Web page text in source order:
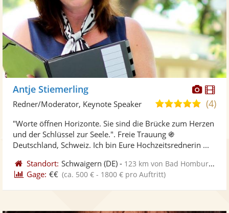
Fotos
Antje Stiemerling
4,8
5
(4)
Redner/Moderator, Keynote Speaker
"Worte öffnen Horizonte. Sie sind die Brücke zum Herzen
und der Schlüssel zur Seele.". Freie Trauung ֍
Deutschland, Schweiz. Ich bin Eure Hochzeitsrednerin ...
Standort: Schwaigern (DE) - 123 km von Bad Homburg vor der Höhe
Gage: €€ (ca. 500 € - 1800 € pro Auftritt)